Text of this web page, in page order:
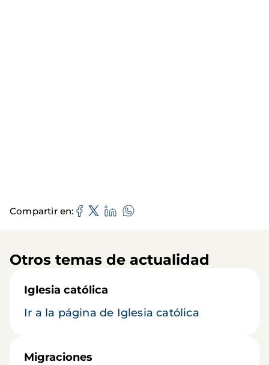
Compartir en
Otros temas de actualidad
Iglesia católica
Ir a la página de Iglesia católica
Migraciones